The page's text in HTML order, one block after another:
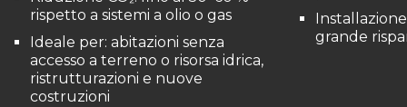
rispetto a sistemi a olio o gas
Ideale per: abitazioni senza
accesso a terreno o risorsa idrica,
ristrutturazioni e nuove
costruzioni
grande